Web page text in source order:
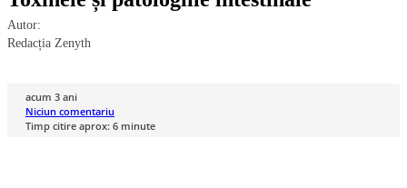
Autor:
Redacția Zenyth
acum 3 ani
Niciun comentariu
Timp citire aprox: 6 minute